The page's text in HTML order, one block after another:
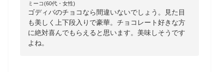
ミーコ(60代・女性)
ゴディバのチョコなら間違いないでしょう。見た目
も美しく上下段入りで豪華。チョコレート好きな方
に絶対喜んでもらえると思います。美味しそうです
よね。